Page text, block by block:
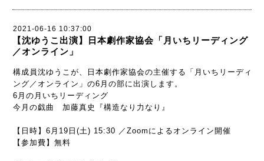
2021-06-16 10:37:00
【沈ゆうこ出演】日本劇作家協会「月いちリーディング
／オンライン」
構成員沈ゆうこが、日本劇作家協会の主催する「月いちリーディ
ング／オンライン」の6月の部に出演します。
6月の月いちリーディング
今月の戯曲 加藤真史『構造なり力なり』
【日時】6月19日(土) 15:30 ／Zoomによるオンライン開催
【参加費】無料